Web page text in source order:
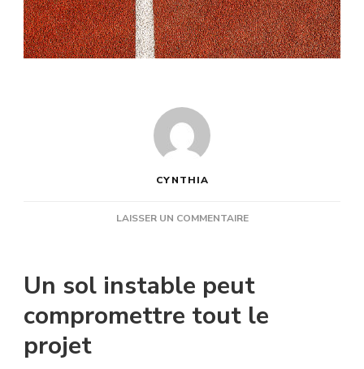
CYNTHIA
LAISSER UN COMMENTAIRESUR
PEUVENT
PENDANT
Un sol instable peut
compromettre tout le
projet